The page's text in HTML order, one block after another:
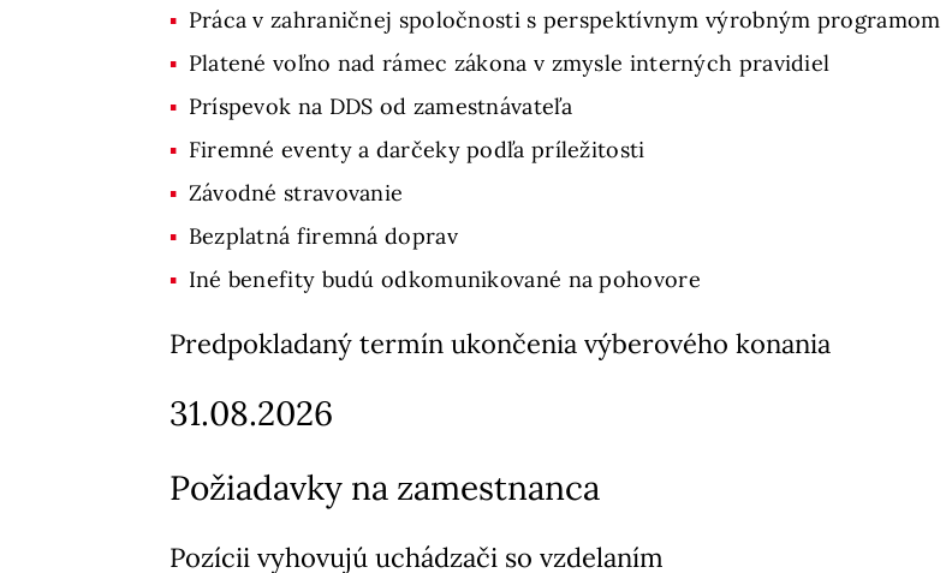
Práca v zahraničnej spoločnosti s perspektívnym výrobným programom
Platené voľno nad rámec zákona v zmysle interných pravidiel
Príspevok na DDS od zamestnávateľa
Firemné eventy a darčeky podľa príležitosti
Závodné stravovanie
Bezplatná firemná doprav
Iné benefity budú odkomunikované na pohovore
Predpokladaný termín ukončenia výberového konania
31.08.2026
Požiadavky na zamestnanca
Pozícii vyhovujú uchádzači so vzdelaním